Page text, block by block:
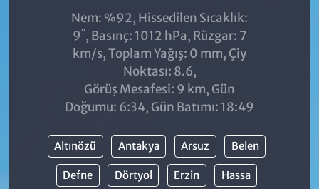
Nem: %92, Hissedilen Sıcaklık:
9°, Basınç: 1012 hPa, Rüzgar: 7
km/s, Toplam Yağış: 0 mm, Çiy
Noktası: 8.6,
Görüş Mesafesi: 9 km, Gün
Doğumu: 6:34, Gün Batımı: 18:49
Altınözü Antakya Arsuz Belen
Defne Dörtyol Erzin Hassa